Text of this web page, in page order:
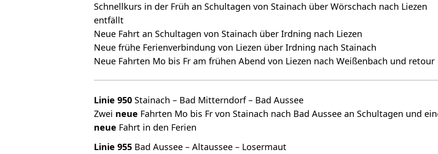
Schnellkurs in der Früh an Schultagen von Stainach über Wörschach nach Liezen
entfällt
Neue Fahrt an Schultagen von Stainach über Irdning nach Liezen
Neue frühe Ferienverbindung von Liezen über Irdning nach Stainach
Neue Fahrten Mo bis Fr am frühen Abend von Liezen nach Weißenbach und retour
Linie 950 Stainach – Bad Mitterndorf – Bad Aussee
Zwei neue Fahrten Mo bis Fr von Stainach nach Bad Aussee an Schultagen und
neue Fahrt in den Ferien
Linie 955 Bad Aussee – Altaussee – Losermaut